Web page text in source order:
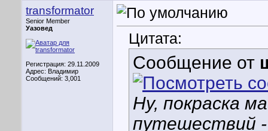
transformator
Senior Member
Уазовед
Регистрация: 29.11.2009
Адрес: Владимир
Сообщений: 3,001
Цитата:
Сообщение от
Ну, покраска
путешествий